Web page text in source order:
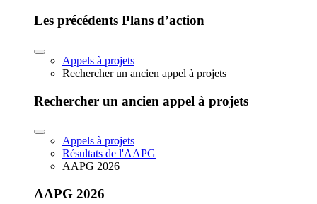
Les précédents Plans d’action
Appels à projets
Rechercher un ancien appel à projets
Rechercher un ancien appel à projets
Appels à projets
Résultats de l'AAPG
AAPG 2026
AAPG 2026